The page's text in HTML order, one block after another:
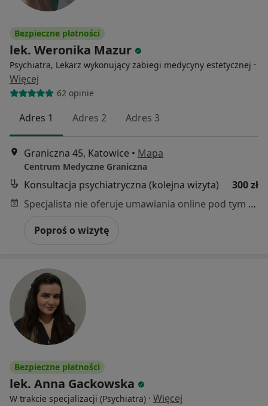
Bezpieczne płatności
lek. Weronika Mazur
Psychiatra, Lekarz wykonujący zabiegi medycyny estetycznej ·
Więcej
62 opinie
Adres 1 Adres 2 Adres 3
Graniczna 45, Katowice • Mapa
Centrum Medyczne Graniczna
Konsultacja psychiatryczna (kolejna wizyta)
300 zł
Specjalista nie oferuje umawiania online pod tym adresem.
Poproś o wizytę
Bezpieczne płatności
lek. Anna Gackowska
W trakcie specjalizacji (Psychiatra) · Więcej